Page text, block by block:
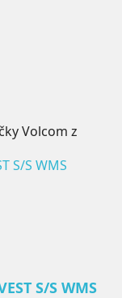
Volcom z
S/S WMS